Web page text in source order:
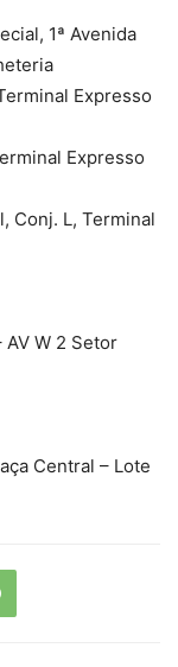
1ª Avenida
Expresso
Expresso
Conj. L, Terminal
W 2 Setor
Central – Lote